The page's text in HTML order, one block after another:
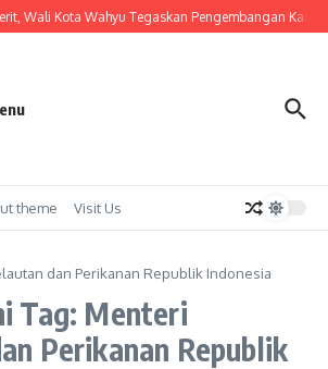
Wali Kota Wahyu Tegaskan Pengembangan Karier
theme Visit Us
dan Perikanan Republik Indonesia
Tag: Menteri
Perikanan Republik